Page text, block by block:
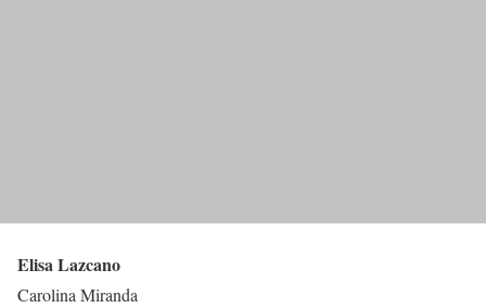
Elisa Lazcano
Carolina Miranda